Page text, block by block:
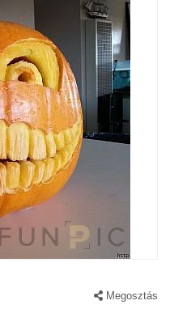
Megosztás